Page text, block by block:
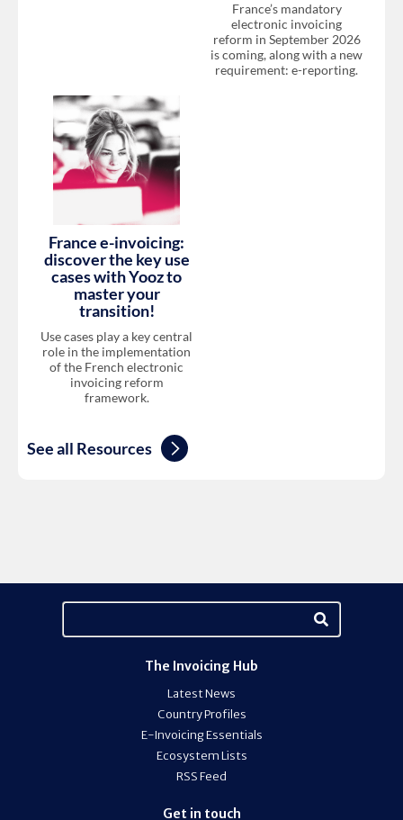
France’s mandatory
electronic invoicing
reform in September 2026
is coming, along with a new
requirement: e-reporting.
France e-invoicing:
discover the key use
cases with Yooz to
master your
transition!
Use cases play a key central
role in the implementation
of the French electronic
invoicing reform
framework.
See all Resources
The Invoicing Hub
Latest News
Country Profiles
E-Invoicing Essentials
Ecosystem Lists
RSS Feed
Get in touch